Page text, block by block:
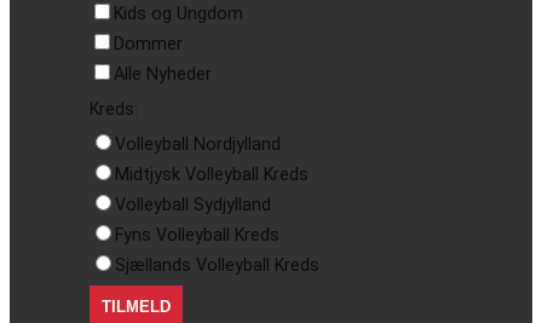
Kids og Ungdom
Dommer
Alle Nyheder
Kreds:
Volleyball Nordjylland
Midtjysk Volleyball Kreds
Volleyball Sydjylland
Fyns Volleyball Kreds
Sjællands Volleyball Kreds